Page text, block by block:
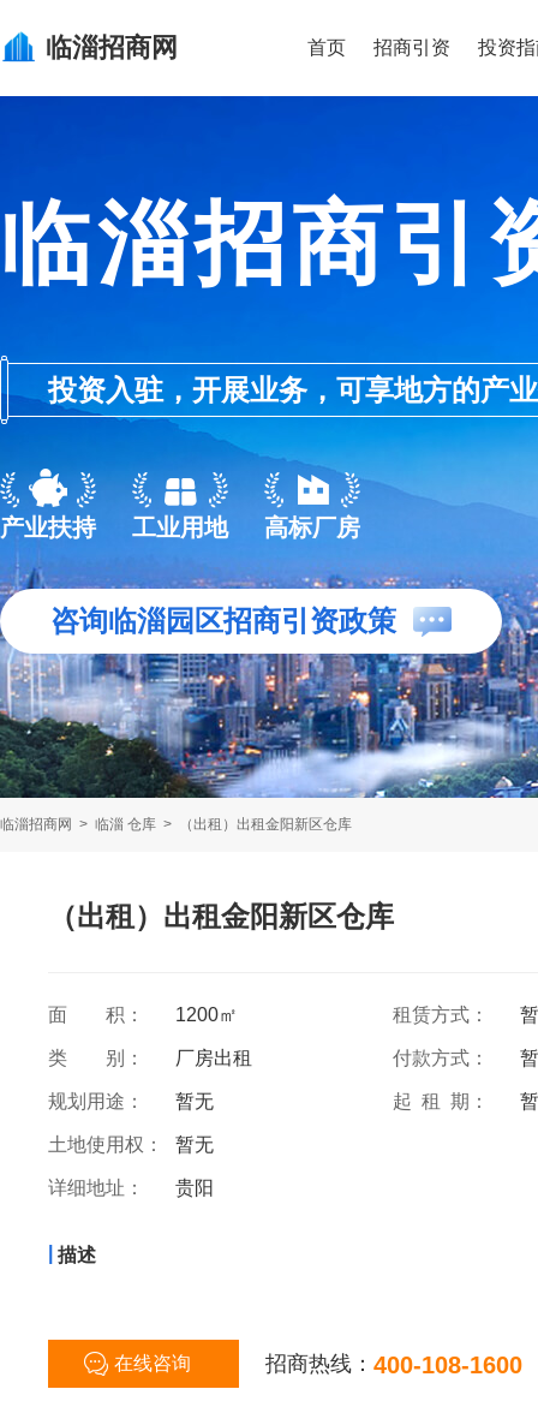
临淄招商网 首页 招商引资 投资
临淄招商引
投资入驻，开展业务，可享地方的产
产业扶持 工业用地 高标厂房
咨询临淄园区招商引资政策
临淄招商网 > 临淄 仓库 > （出租）出租金阳新区仓库
（出租）出租金阳新区仓库
面 积： 1200㎡ 租赁方式：
类 别： 厂房出租 付款方式：
规划用途： 暂无 起 租 期：
土地使用权： 暂无
详细地址： 贵阳
描述
在线咨询 招商热线： 400-108-1600